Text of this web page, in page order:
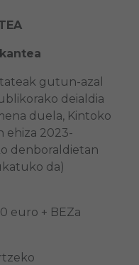
gutun-azal
deialdia
duela, Kintoko
ehiza 2023-
denboraldietan
da)
euro + BEZa